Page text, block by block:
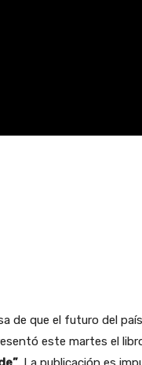
de que el futuro del
este martes el